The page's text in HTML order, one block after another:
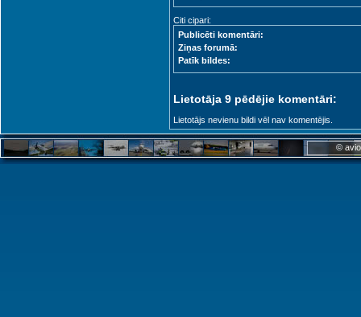
Citi cipari:
Publicēti komentāri:
Ziņas forumā:
Patīk bildes:
Lietotāja 9 pēdējie komentāri:
Lietotājs nevienu bildi vēl nav komentējis.
©